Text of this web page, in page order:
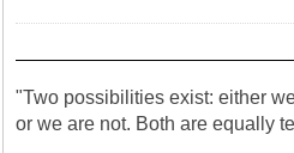
"Two possibilities exist: either
or we are not. Both are equally